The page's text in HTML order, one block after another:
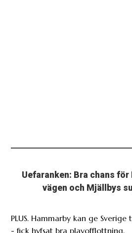
Uefaranken: Bra chans för
vägen och Mjällbys
PLUS. Hammarby kan ge
- fick hyfsat bra playofflottning.